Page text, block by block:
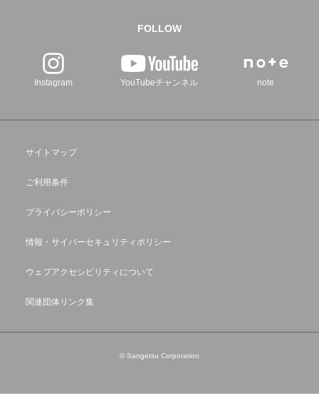
FOLLOW
Instagram YouTubeチャンネル note
サイトマップ
ご利用条件
プライバシーポリシー
情報・サイバーセキュリティポリシー
ウェブアクセシビリティについて
関連団体リンク集
© Sangetsu Corporation